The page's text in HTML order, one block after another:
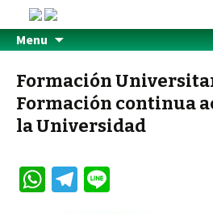
Menu
Formación
Formación continua
la Universidad
W Te